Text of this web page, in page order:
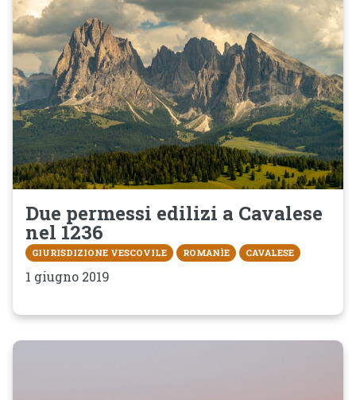
Due permessi edilizi a Cavalese
nel 1236
GIURISDIZIONE VESCOVILE ROMANÌE CAVALESE
1 giugno 2019